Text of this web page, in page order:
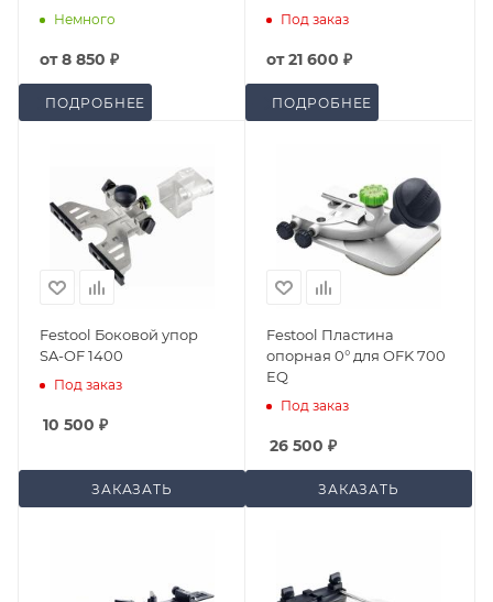
Немного
от8 850 ₽
ПОДРОБНЕЕ
Под заказ
от21 600 ₽
ПОДРОБНЕЕ
Festool Боковой упор
SA-OF 1400
Под заказ
10 500 ₽
ЗАКАЗАТЬ
Festool Пластина
опорная 0° для OFK 700
EQ
Под заказ
26 500 ₽
ЗАКАЗАТЬ